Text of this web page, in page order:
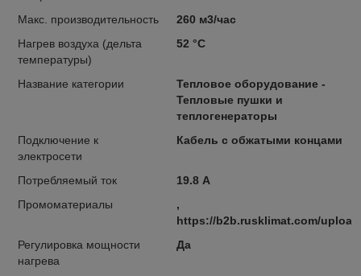
Макс. производительность
260 м3/час
Нагрев воздуха (дельта
температуры)
52 °С
Название категории
Тепловое оборудование -
Тепловые пушки и
теплогенераторы
Подключение к
электросети
Кабель с обжатыми концами
Потребляемый ток
19.8 А
Промоматериалы
,
https://b2b.rusklimat.com/
Регулировка мощности
нагрева
Да